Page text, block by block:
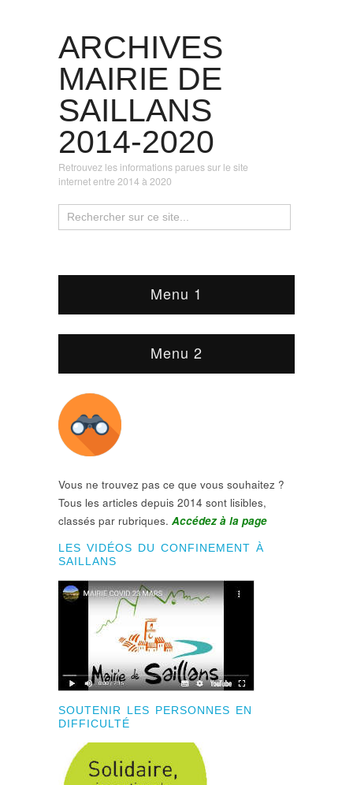
ARCHIVES
MAIRIE DE
SAILLANS
2014-2020
Retrouvez les informations parues sur le site
internet entre 2014 à 2020
Menu 1
Menu 2
Vous ne trouvez pas ce que vous souhaitez ?
Tous les articles depuis 2014 sont lisibles,
classés par rubriques. Accédez à la page
LES VIDÉOS DU CONFINEMENT À
SAILLANS
SOUTENIR LES PERSONNES EN
DIFFICULTÉ